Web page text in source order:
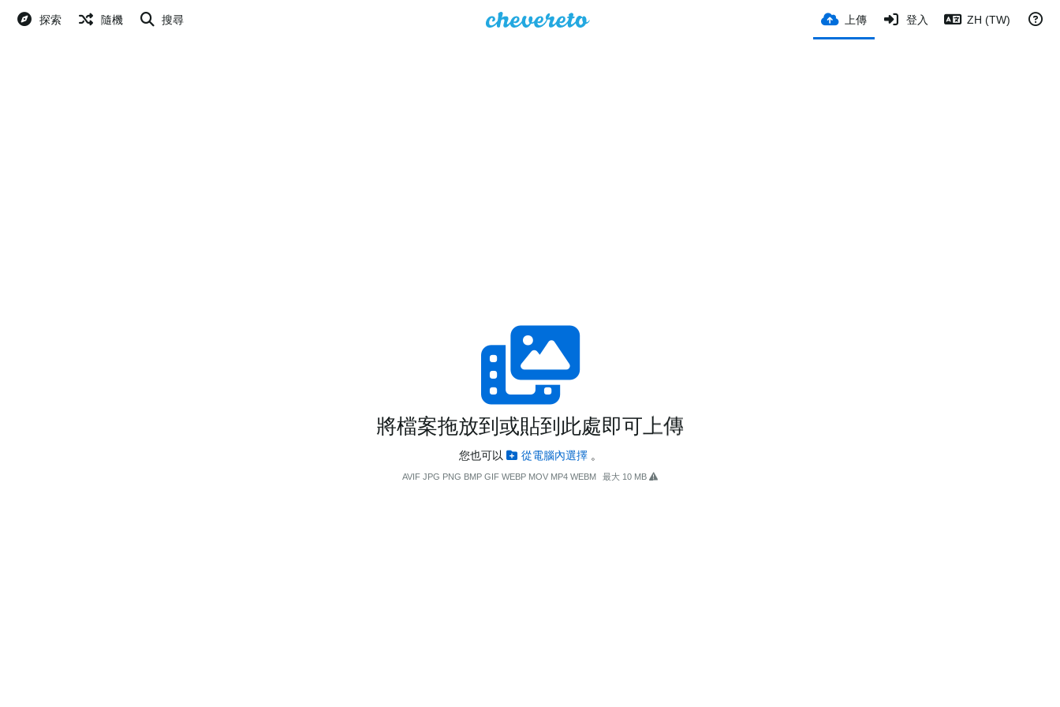
探索 隨機 搜尋 上傳 登入 ZH (TW)
將檔案拖放到或貼到此處即可上傳
您也可以 從電腦內選擇。
AVIF JPG PNG BMP GIF WEBP MOV MP4 WEBM 最大 10 MB